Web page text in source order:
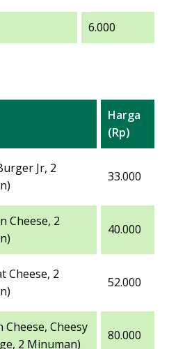
6.000
Harga
(Rp)
Jr, 2
33.000
Cheese, 2
40.000
Cheese, 2
52.000
Cheesy
2 Minuman)
80.000